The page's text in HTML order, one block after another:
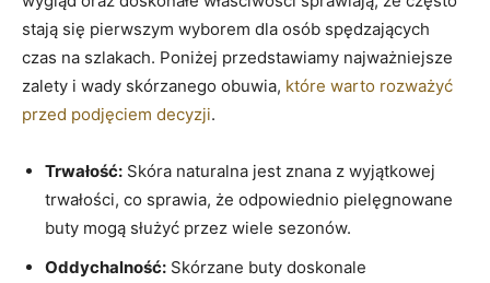
stają się pierwszym wyborem dla osób spędzających
czas na szlakach. Poniżej przedstawiamy najważniejsze
zalety i wady skórzanego obuwia, które warto rozważyć
przed podjęciem decyzji.
Trwałość: Skóra naturalna jest znana z wyjątkowej
trwałości, co sprawia, że odpowiednio pielęgnowane
buty mogą służyć przez wiele sezonów.
Oddychalność: Skórzane buty doskonale